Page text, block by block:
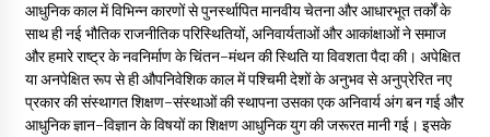
आधुनिक काल में विभिन्न कारणों से पुनर्स्थापित मानवीय चेतना और आधारभूत तर्कों के
साथ ही नई भौतिक राजनीतिक परिस्थितियों, अनिवार्यताओं और आकांक्षाओं ने समाज
और हमारे राष्ट्र के नवनिर्माण के चिंतन-मंथन की स्थिति या विवशता पैदा की। अपेक्षित
या अनपेक्षित रूप से ही औपनिवेशिक काल में पश्चिमी देशों के अनुभव से अनुप्रेरित नए
प्रकार की संस्थागत शिक्षण-संस्थाओं की स्थापना उसका एक अनिवार्य अंग बन गई और
आधुनिक ज्ञान-विज्ञान के विषयों का शिक्षण आधुनिक युग की जरूरत मानी गई। इसके